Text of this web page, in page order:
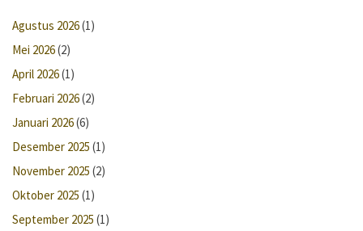
Agustus 2026(1)
Mei 2026(2)
April 2026(1)
Februari 2026(2)
Januari 2026(6)
Desember 2025 (1)
November 2025 (2)
Oktober 2025 (1)
September 2025 (1)